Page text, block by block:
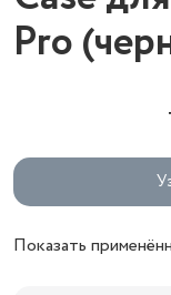
Pro
Показать